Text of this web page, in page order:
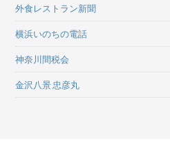
外食レストラン新聞
横浜いのちの電話
神奈川間税会
金沢八景 忠彦丸